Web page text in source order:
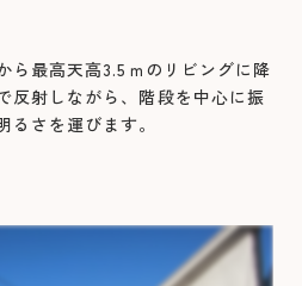
ら最高天高3.5ｍのリビングに降
反射しながら、階段を中心に振
るさを運びます。